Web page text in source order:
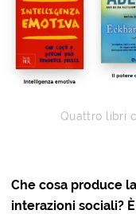
Quattro libri
Che cosa produce
interazioni sociali? È